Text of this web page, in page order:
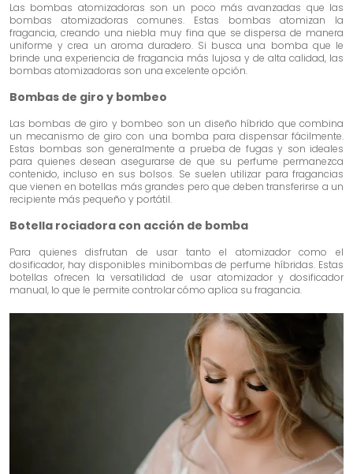
Las bombas atomizadoras son un poco más avanzadas que las
bombas atomizadoras comunes. Estas bombas atomizan la
fragancia, creando una niebla muy fina que se dispersa de manera
uniforme y crea un aroma duradero. Si busca una bomba que le
brinde una experiencia de fragancia más lujosa y de alta calidad, las
bombas atomizadoras son una excelente opción.
Bombas de giro y bombeo
Las bombas de giro y bombeo son un diseño híbrido que combina
un mecanismo de giro con una bomba para dispensar fácilmente.
Estas bombas son generalmente a prueba de fugas y son ideales
para quienes desean asegurarse de que su perfume permanezca
contenido, incluso en sus bolsos. Se suelen utilizar para fragancias
que vienen en botellas más grandes pero que deben transferirse a un
recipiente más pequeño y portátil.
Botella rociadora con acción de bomba
Para quienes disfrutan de usar tanto el atomizador como el
dosificador, hay disponibles minibombas de perfume híbridas. Estas
botellas ofrecen la versatilidad de usar atomizador y dosificador
manual, lo que le permite controlar cómo aplica su fragancia.